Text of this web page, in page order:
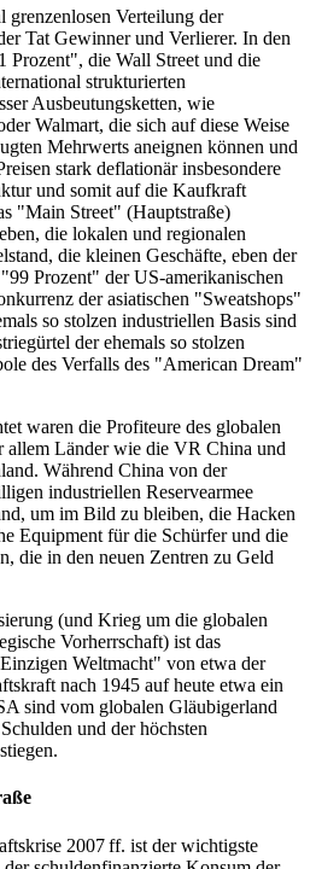
grenzenlosen Verteilung der
Tat Gewinner und Verlierer. In den
Prozent", die Wall Street und die
strukturierten
Ausbeutungsketten, wie
Wal­mart, die sich auf diese Weise
Mehrwerts aneignen können und
stark deflationär insbesondere
und somit auf die Kaufkraft
"Main Street" (Hauptstraße)
die lokalen und regionalen
die kleinen Geschäfte, eben der
Prozent" der US-amerikanischen
der asiatischen "Sweatshops"
so stolzen industriellen Basis sind
der ehemals so stolzen
des Verfalls des "American Dream"
waren die Profiteure des globalen
allem Länder wie die VR China und
Während China von der
industriellen Reservearmee
um im Bild zu bleiben, die Hacken
Equipment für die Schürfer und die
die in den neuen Zentren zu Geld
(und Krieg um die globalen
Vorherrschaft) ist das
Weltmacht" von etwa der
nach 1945 auf heute etwa ein
sind vom globalen Gläubigerland
und der höchsten
2007 ff. ist der wichtigste